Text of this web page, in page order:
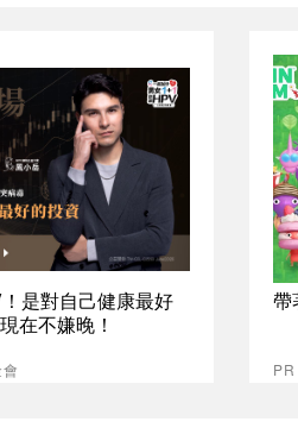
是對自己健康最好
在不嫌晚！
帶